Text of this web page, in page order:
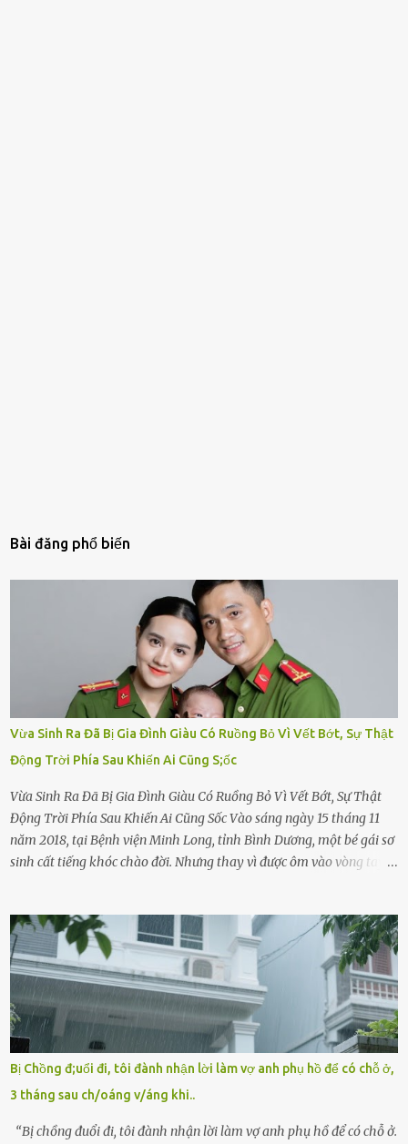
Bài đăng phổ biến
Vừa Sinh Ra Đã Bị Gia Đình Giàu Có Ruồng Bỏ Vì Vết Bớt, Sự Thật
Động Trời Phía Sau Khiến Ai Cũng S;ốc
Vừa Sinh Ra Đã Bị Gia Đình Giàu Có Ruồng Bỏ Vì Vết Bớt, Sự Thật
Động Trời Phía Sau Khiến Ai Cũng Sốc Vào sáng ngày 15 tháng 11
năm 2018, tại Bệnh viện Minh Long, tỉnh Bình Dương, một bé gái sơ
sinh cất tiếng khóc chào đời. Nhưng thay vì được ôm vào vòng tay
hảo, địa vị cao sang của ông Trần Quốc Tùng xem như điềm gở. Ông
Tùng, một doanh nhân quyền lực có tiếng ở Bình Dương, cùng vợ là
bà Đỗ Thị Nga, lập tức ra quyết định nhẫn tâm: bỏ lại đứa trẻ. Họ
viện cớ “không đủ khả năng nuôi dưỡng” và ký vào giấy từ chối
quyền giám hộ, yêu cầu bệnh viện xử lý bé như một trường hợp bị
bỏ rơi. Trong khi ấy, con gái ruột của họ – Trần Lệ Mi – vẫn đang
mê man sau sinh, hoàn toàn không hay biết chuyện gì xảy ra.
Thiếu úy Nguyễn Thị Mai, một nữ cảnh sát công tác tại địa phương,
tình cờ chứng kiến giây phút bé bị đưa đi trong lặng lẽ. Nét mặt đỏ
hỏn, bàn tay bé xíu co quắp, ...
Bị Chồng đ;uổi đi, tôi đành nhận lời làm vợ anh phụ hồ để có chỗ ở,
3 tháng sau ch/oáng v/áng khi..
“Bị chồng đuổi đi, tôi đành nhận lời làm vợ anh phụ hồ để có chỗ ở.